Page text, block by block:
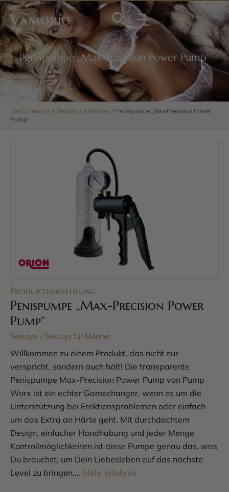
Vamorio
Penispumpe „Max-Precision Power Pump“
Start / Sextoys / Sextoys für Männer / Penispumpe „Max-Precision Power
Pump“
Produktempfehlung
Penispumpe „Max-Precision Power
Pump“
Sextoys / Sextoys für Männer
Willkommen zu einem Produkt, das nicht nur
verspricht, sondern auch hält! Die transparente
Penispumpe Max-Precision Power Pump von Pump
Worx ist ein echter Gamechanger, wenn es um die
Unterstützung bei Erektionsproblemen oder einfach
um das Extra an Härte geht. Mit durchdachtem
Design, einfacher Handhabung und jeder Menge
Kontrollmöglichkeiten ist diese Pumpe genau das, was
Du brauchst, um Dein Liebesleben auf das nächste
Level zu bringen.... Mehr erfahren